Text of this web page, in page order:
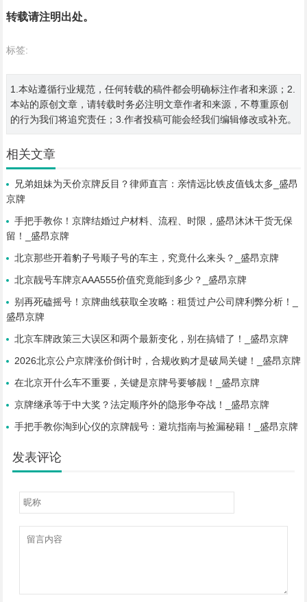
转载请注明出处。
标签:
1.本站遵循行业规范，任何转载的稿件都会明确标注作者和来源；2.
本站的原创文章，请转载时务必注明文章作者和来源，不尊重原创
的行为我们将追究责任；3.作者投稿可能会经我们编辑修改或补充。
相关文章
兄弟姐妹为天价京牌反目？律师直言：亲情远比铁皮值钱太多_盛昂
京牌
手把手教你！京牌结婚过户材料、流程、时限，盛昂沐沐干货无保
留！_盛昂京牌
北京那些开着豹子号顺子号的车主，究竟什么来头？_盛昂京牌
北京靓号车牌京AAA555价值究竟能到多少？_盛昂京牌
别再死磕摇号！京牌曲线获取全攻略：租赁过户公司牌利弊分析！_
盛昂京牌
北京车牌政策三大误区和两个最新变化，别在搞错了！_盛昂京牌
2026北京公户京牌涨价倒计时，合规收购才是破局关键！_盛昂京牌
在北京开什么车不重要，关键是京牌号要够靓！_盛昂京牌
京牌继承等于中大奖？法定顺序外的隐形争夺战！_盛昂京牌
手把手教你淘到心仪的京牌靓号：避坑指南与捡漏秘籍！_盛昂京牌
发表评论